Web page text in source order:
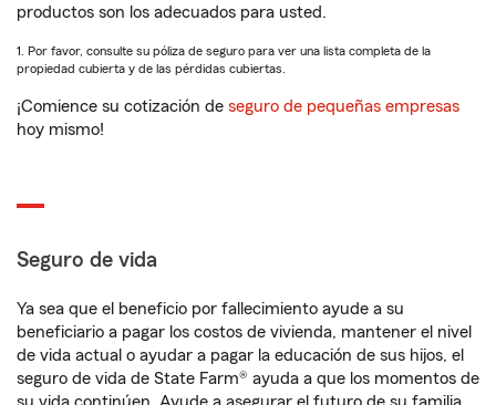
productos son los adecuados para usted.
1. Por favor, consulte su póliza de seguro para ver una lista completa de la
propiedad cubierta y de las pérdidas cubiertas.
¡Comience su cotización de seguro de pequeñas empresas
hoy mismo!
Seguro de vida
Ya sea que el beneficio por fallecimiento ayude a su
beneficiario a pagar los costos de vivienda, mantener el nivel
de vida actual o ayudar a pagar la educación de sus hijos, el
seguro de vida de State Farm® ayuda a que los momentos de